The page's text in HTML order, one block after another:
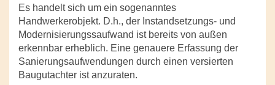
Es handelt sich um ein sogenanntes
Handwerkerobjekt. D.h., der Instandsetzungs- und
Modernisierungssaufwand ist bereits von außen
erkennbar erheblich. Eine genauere Erfassung der
Sanierungsaufwendungen durch einen versierten
Baugutachter ist anzuraten.